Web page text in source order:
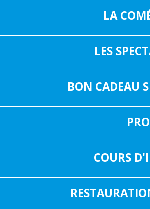
05 37 04 01 02
LA
LES
BON CADEAU
PRO
COURS
SPECTACLE DU 25 DÉCEMBRE
Aucun spectacle